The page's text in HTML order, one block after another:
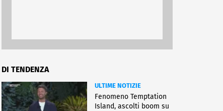
DI TENDENZA
ULTIME NOTIZIE
Fenomeno Temptation
Island, ascolti boom su